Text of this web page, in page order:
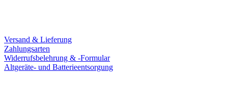
Versand & Lieferung
Zahlungsarten
Widerrufsbelehrung & -Formular
Altgeräte- und Batterieentsorgung